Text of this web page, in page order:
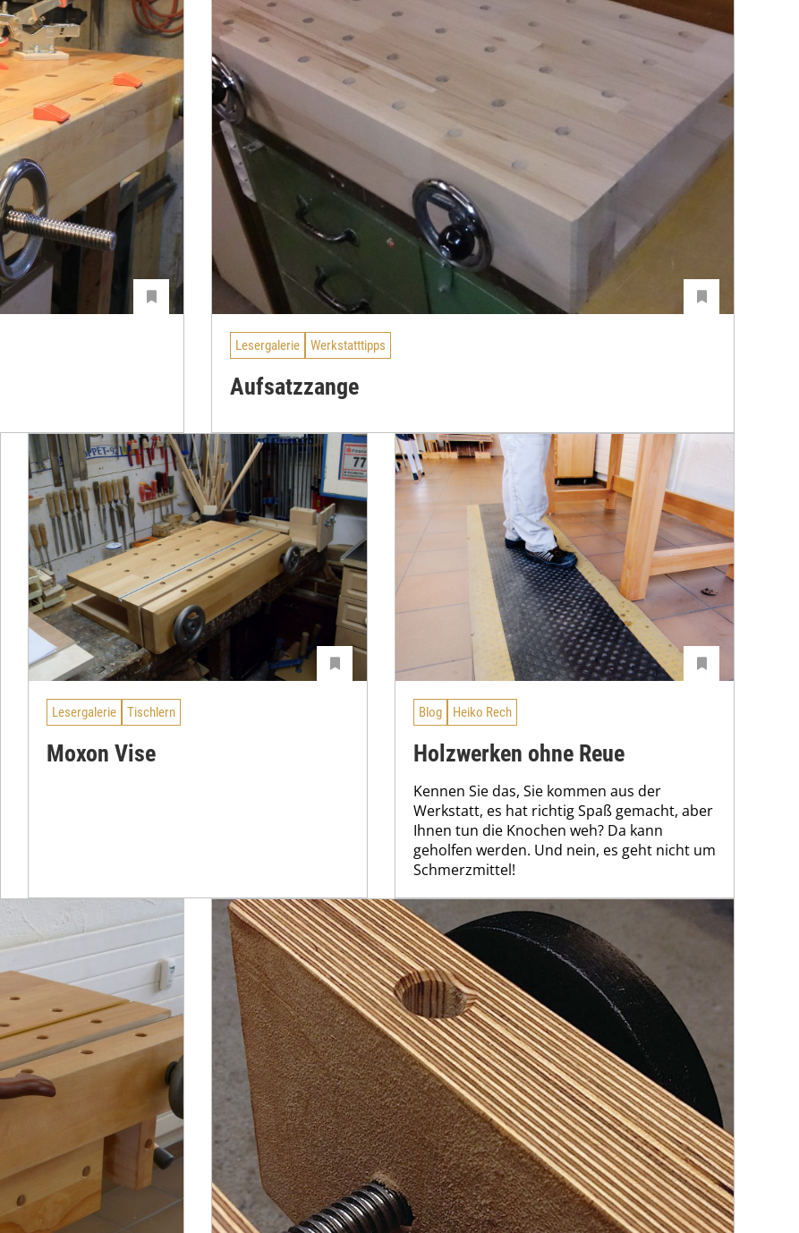
Lesergalerie Werkstatttipps
Aufsatzzange
Lesergalerie Tischlern
Moxon Vise
Blog Heiko Rech
Holzwerken ohne Reue
Kennen Sie das, Sie kommen aus der
Werkstatt, es hat richtig Spaß gemacht, aber
Ihnen tun die Knochen weh? Da kann
geholfen werden. Und nein, es geht nicht um
Schmerzmittel!